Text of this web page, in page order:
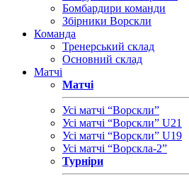
Бомбардири команди
Збірники Ворскли
Команда
Тренерський склад
Основний склад
Матчі
Матчі
Усі матчі “Ворскли”
Усі матчі “Ворскли” U21
Усі матчі “Ворскли” U19
Усі матчі “Ворскла-2”
Турніри